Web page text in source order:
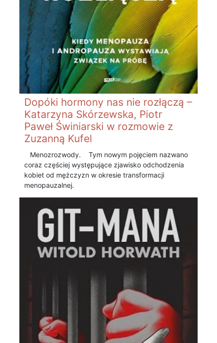
Dopóki hormony nas nie rozłączą –
Katarzyna Skórzewska, Piotr
Paweł Świniarski w rozmowie z
Zuzanną Kufel
Menozrozwody. Tym nowym pojęciem nazwano
coraz częściej występujące zjawisko odchodzenia
kobiet od mężczyzn w okresie transformacji
menopauzalnej.